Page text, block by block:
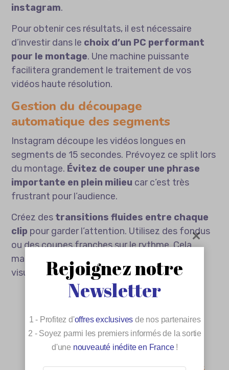
instagram.
Pour obtenir ces résultats, il est nécessaire
d’investir dans le choix d’un PC performant
pour le montage. Une machine puissante
facilitera grandement le traitement de vos
vidéos haute résolution.
Gestion du découpage
automatique des segments
Instagram découpe les vidéos longues en
segments de 15 secondes. Prévoyez ce split lors
du montage. Évitez de couper une phrase
importante en plein milieu car c’est très
frustrant pour l’audience.
Créez des transitions fluides entre chaque
clip pour garder l’attention. Utilisez des fondus
ou des coupes franches sur le rythme. Cela
maintient la dynamique de votre narration
visuelle globale.
Anticipez le découpage
Rejoignez notre
Newsletter
1 - Profitez d'offres exclusives de nos partenaires
2 - Soyez parmi les premiers informés de la sortie
d'une nouveauté inédite en France!